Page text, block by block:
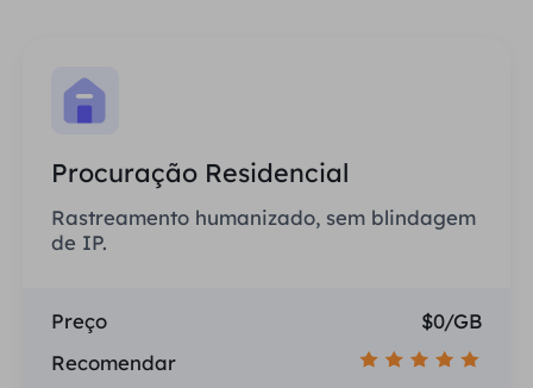
Procuração Residencial
Rastreamento humanizado, sem blindagem
de IP.
Preço
$0/GB
Recomendar